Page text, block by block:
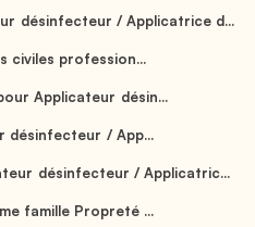
désinfecteur / Applicatrice d...
civiles profession...
Applicateur désin...
désinfecteur / App...
désinfecteur / Applicatric...
famille Propreté ...